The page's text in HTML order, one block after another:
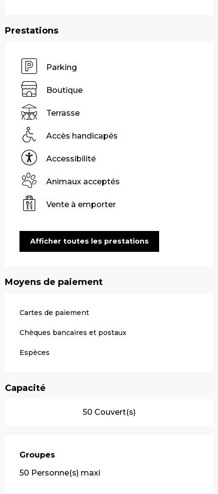
Prestations
Parking
Boutique
Terrasse
Accès handicapés
Accessibilité
Animaux acceptés
Vente à emporter
Afficher toutes les prestations
Moyens de paiement
Cartes de paiement
Chèques bancaires et postaux
Espèces
Capacité
50 Couvert(s)
Groupes
Groupes
50 Personne(s) maxi